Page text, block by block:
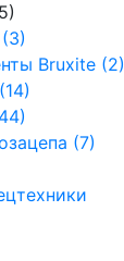
Bruxite (2)
(7)